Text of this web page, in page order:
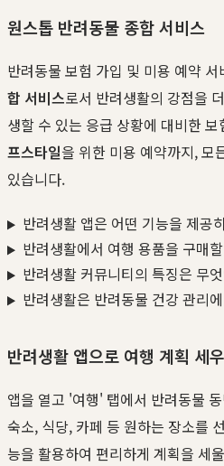
원스톱 반려동물 종합 서비스
반려동물 보험 가입 및 미용 예약
합 서비스로서 반려생활의 강점을
생할 수 있는 응급 상황에 대비한
프스타일을 위한 미용 예약까지, 모
있습니다.
반려생활 앱은 어떤 기능을 제공
반려생활에서 여행 용품을 구매
반려생활 커뮤니티의 특징은 무
반려생활은 반려동물 건강 관리
반려생활 앱으로 여행 계획 세
앱을 열고 '여행' 탭에서 반려동물
숙소, 식당, 카페 등 원하는 장소를
능을 활용하여 편리하게 계획을 세